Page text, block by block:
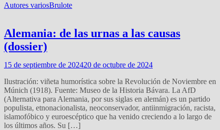
Autores variosBrulote
Alemania: de las urnas a las causas
(dossier)
15 de septiembre de 202420 de octubre de 2024
Ilustración: viñeta humorística sobre la Revolución de Noviembre en
Múnich (1918). Fuente: Museo de la Historia Bávara. La AfD
(Alternativa para Alemania, por sus siglas en alemán) es un partido
populista, etnonacionalista, neoconservador, antiinmigración, racista,
islamofóbico y euroescéptico que ha venido creciendo a lo largo de
los últimos años. Su […]